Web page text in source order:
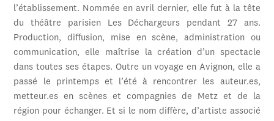
l’établissement. Nommée en avril dernier, elle fut à la tête
du théâtre parisien Les Déchargeurs pendant 27 ans.
Production, diffusion, mise en scène, administration ou
communication, elle maîtrise la création d’un spectacle
dans toutes ses étapes. Outre un voyage en Avignon, elle a
passé le printemps et l’été à rencontrer les auteur.es,
metteur.es en scènes et compagnies de Metz et de la
région pour échanger. Et si le nom diffère, d’artiste associé